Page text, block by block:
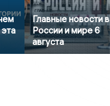
Главные новости в
России и мире 6
августа